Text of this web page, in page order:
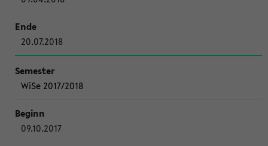
20.07.2018
WiSe 2017/2018
09.10.2017